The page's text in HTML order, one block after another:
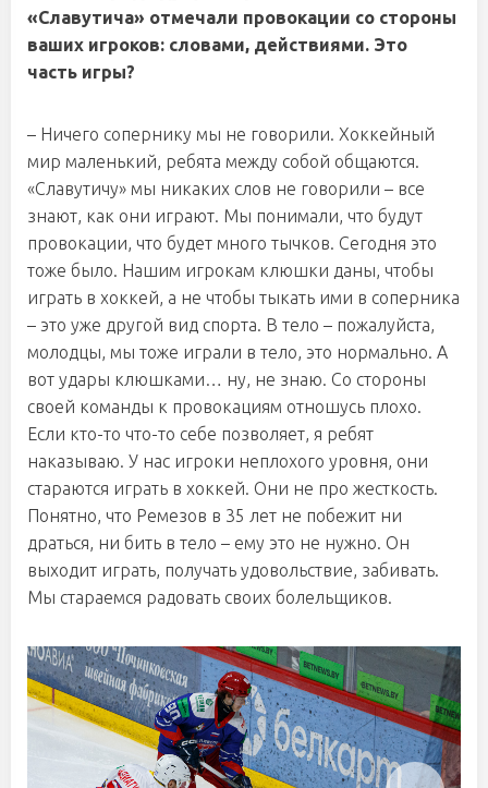
«Славутича» отмечали провокации со стороны
ваших игроков: словами, действиями. Это
часть игры?
– Ничего сопернику мы не говорили. Хоккейный
мир маленький, ребята между собой общаются.
«Славутичу» мы никаких слов не говорили – все
знают, как они играют. Мы понимали, что будут
провокации, что будет много тычков. Сегодня это
тоже было. Нашим игрокам клюшки даны, чтобы
играть в хоккей, а не чтобы тыкать ими в соперника
– это уже другой вид спорта. В тело – пожалуйста,
молодцы, мы тоже играли в тело, это нормально. А
вот удары клюшками… ну, не знаю. Со стороны
своей команды к провокациям отношусь плохо.
Если кто-то что-то себе позволяет, я ребят
наказываю. У нас игроки неплохого уровня, они
стараются играть в хоккей. Они не про жесткость.
Понятно, что Ремезов в 35 лет не побежит ни
драться, ни бить в тело – ему это не нужно. Он
выходит играть, получать удовольствие, забивать.
Мы стараемся радовать своих болельщиков.